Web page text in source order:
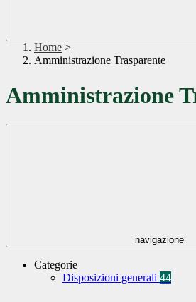
Home >
Amministrazione Trasparente
Amministrazione
navigazione
Categorie
Disposizioni generali 44